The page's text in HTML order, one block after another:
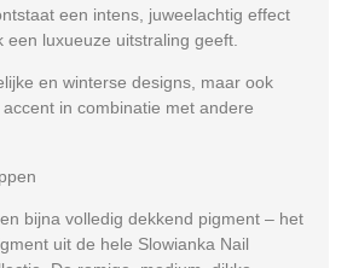
een intens, juweelachtig effect
een luxueuze uitstraling geeft.
en winterse designs, maar ook
in combinatie met andere
bijna volledig dekkend pigment – het
uit de hele Slowianka Nail